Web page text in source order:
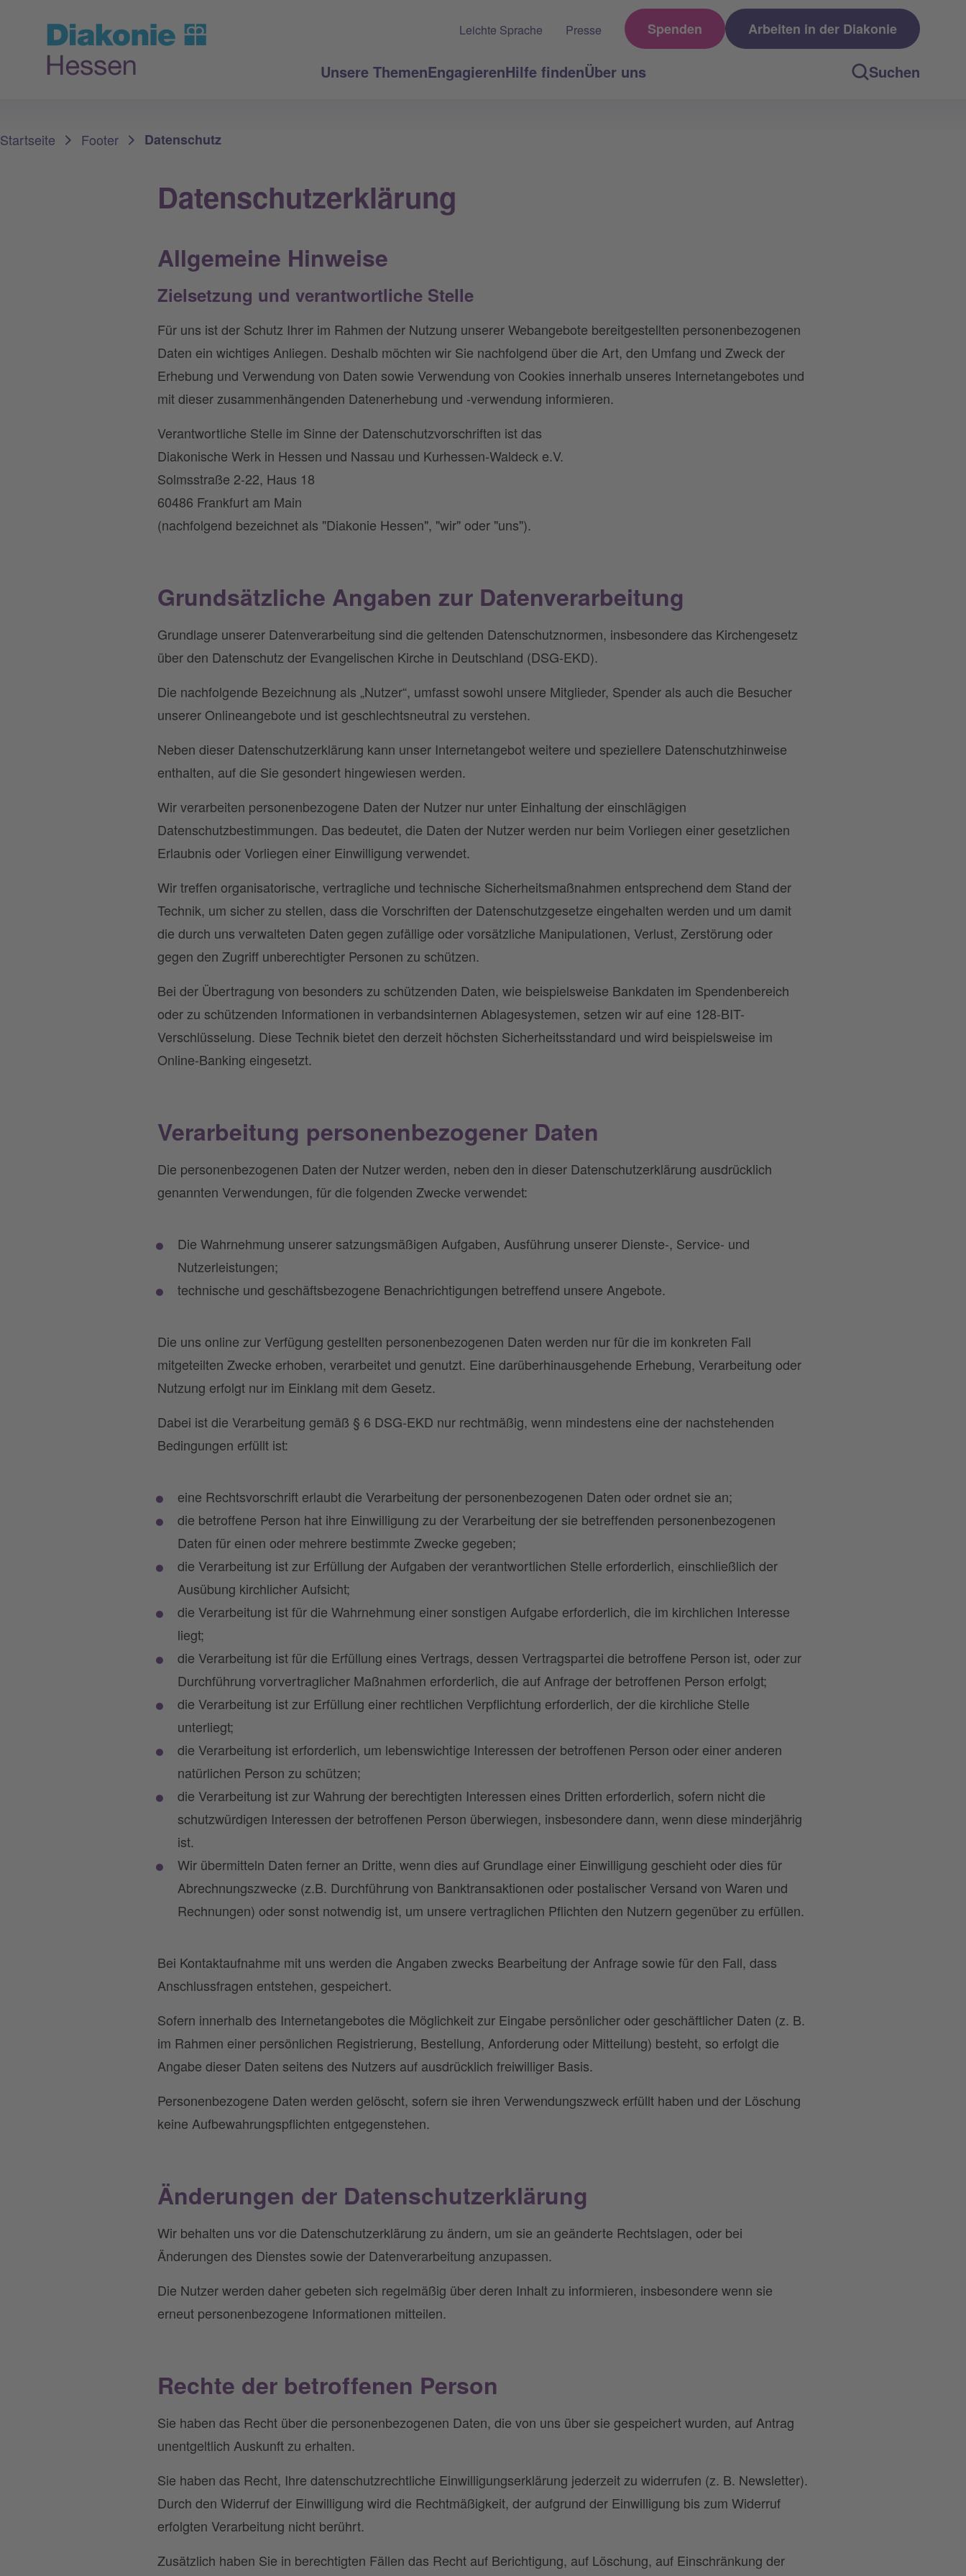
Unsere ThemenEngagierenHilfe findenÜber uns Suchen
Leichte Sprache Presse Spenden Arbeiten in der Diakonie
Startseite Footer Datenschutz
Datenschutzerklärung
Allgemeine Hinweise
Zielsetzung und verantwortliche Stelle
Für uns ist der Schutz Ihrer im Rahmen der Nutzung unserer Webangebote bereitgestellten personenbezogenen
Daten ein wichtiges Anliegen. Deshalb möchten wir Sie nachfolgend über die Art, den Umfang und Zweck der
Erhebung und Verwendung von Daten sowie Verwendung von Cookies innerhalb unseres Internetangebotes und
mit dieser zusammenhängenden Datenerhebung und -verwendung informieren.
Verantwortliche Stelle im Sinne der Datenschutzvorschriften ist das
Diakonische Werk in Hessen und Nassau und Kurhessen-Waldeck e.V.
Solmsstraße 2-22, Haus 18
60486 Frankfurt am Main
(nachfolgend bezeichnet als "Diakonie Hessen", "wir" oder "uns").
Grundsätzliche Angaben zur Datenverarbeitung
Grundlage unserer Datenverarbeitung sind die geltenden Datenschutznormen, insbesondere das Kirchengesetz
über den Datenschutz der Evangelischen Kirche in Deutschland (DSG-EKD).
Die nachfolgende Bezeichnung als „Nutzer“, umfasst sowohl unsere Mitglieder, Spender als auch die Besucher
unserer Onlineangebote und ist geschlechtsneutral zu verstehen.
Neben dieser Datenschutzerklärung kann unser Internetangebot weitere und speziellere Datenschutzhinweise
enthalten, auf die Sie gesondert hingewiesen werden.
Wir verarbeiten personenbezogene Daten der Nutzer nur unter Einhaltung der einschlägigen
Datenschutzbestimmungen. Das bedeutet, die Daten der Nutzer werden nur beim Vorliegen einer gesetzlichen
Erlaubnis oder Vorliegen einer Einwilligung verwendet.
Wir treffen organisatorische, vertragliche und technische Sicherheitsmaßnahmen entsprechend dem Stand der
Technik, um sicher zu stellen, dass die Vorschriften der Datenschutzgesetze eingehalten werden und um damit
die durch uns verwalteten Daten gegen zufällige oder vorsätzliche Manipulationen, Verlust, Zerstörung oder
gegen den Zugriff unberechtigter Personen zu schützen.
Bei der Übertragung von besonders zu schützenden Daten, wie beispielsweise Bankdaten im Spendenbereich
oder zu schützenden Informationen in verbandsinternen Ablagesystemen, setzen wir auf eine 128-BIT-
Verschlüsselung. Diese Technik bietet den derzeit höchsten Sicherheitsstandard und wird beispielsweise im
Online-Banking eingesetzt.
Verarbeitung personenbezogener Daten
Die personenbezogenen Daten der Nutzer werden, neben den in dieser Datenschutzerklärung ausdrücklich
genannten Verwendungen, für die folgenden Zwecke verwendet:
Die Wahrnehmung unserer satzungsmäßigen Aufgaben, Ausführung unserer Dienste-, Service- und
Nutzerleistungen;
technische und geschäftsbezogene Benachrichtigungen betreffend unsere Angebote.
Die uns online zur Verfügung gestellten personenbezogenen Daten werden nur für die im konkreten Fall
mitgeteilten Zwecke erhoben, verarbeitet und genutzt. Eine darüberhinausgehende Erhebung, Verarbeitung oder
Nutzung erfolgt nur im Einklang mit dem Gesetz.
Dabei ist die Verarbeitung gemäß § 6 DSG-EKD nur rechtmäßig, wenn mindestens eine der nachstehenden
Bedingungen erfüllt ist:
eine Rechtsvorschrift erlaubt die Verarbeitung der personenbezogenen Daten oder ordnet sie an;
die betroffene Person hat ihre Einwilligung zu der Verarbeitung der sie betreffenden personenbezogenen
Daten für einen oder mehrere bestimmte Zwecke gegeben;
die Verarbeitung ist zur Erfüllung der Aufgaben der verantwortlichen Stelle erforderlich, einschließlich der
Ausübung kirchlicher Aufsicht;
die Verarbeitung ist für die Wahrnehmung einer sonstigen Aufgabe erforderlich, die im kirchlichen Interesse
liegt;
die Verarbeitung ist für die Erfüllung eines Vertrags, dessen Vertragspartei die betroffene Person ist, oder zur
Durchführung vorvertraglicher Maßnahmen erforderlich, die auf Anfrage der betroffenen Person erfolgt;
die Verarbeitung ist zur Erfüllung einer rechtlichen Verpflichtung erforderlich, der die kirchliche Stelle
unterliegt;
die Verarbeitung ist erforderlich, um lebenswichtige Interessen der betroffenen Person oder einer anderen
natürlichen Person zu schützen;
die Verarbeitung ist zur Wahrung der berechtigten Interessen eines Dritten erforderlich, sofern nicht die
schutzwürdigen Interessen der betroffenen Person überwiegen, insbesondere dann, wenn diese minderjährig
ist.
Wir übermitteln Daten ferner an Dritte, wenn dies auf Grundlage einer Einwilligung geschieht oder dies für
Abrechnungszwecke (z.B. Durchführung von Banktransaktionen oder postalischer Versand von Waren und
Rechnungen) oder sonst notwendig ist, um unsere vertraglichen Pflichten den Nutzern gegenüber zu erfüllen.
Bei Kontaktaufnahme mit uns werden die Angaben zwecks Bearbeitung der Anfrage sowie für den Fall, dass
Anschlussfragen entstehen, gespeichert.
Sofern innerhalb des Internetangebotes die Möglichkeit zur Eingabe persönlicher oder geschäftlicher Daten (z. B.
im Rahmen einer persönlichen Registrierung, Bestellung, Anforderung oder Mitteilung) besteht, so erfolgt die
Angabe dieser Daten seitens des Nutzers auf ausdrücklich freiwilliger Basis.
Personenbezogene Daten werden gelöscht, sofern sie ihren Verwendungszweck erfüllt haben und der Löschung
keine Aufbewahrungspflichten entgegenstehen.
Änderungen der Datenschutzerklärung
Wir behalten uns vor die Datenschutzerklärung zu ändern, um sie an geänderte Rechtslagen, oder bei
Änderungen des Dienstes sowie der Datenverarbeitung anzupassen.
Die Nutzer werden daher gebeten sich regelmäßig über deren Inhalt zu informieren, insbesondere wenn sie
erneut personenbezogene Informationen mitteilen.
Rechte der betroffenen Person
Sie haben das Recht über die personenbezogenen Daten, die von uns über sie gespeichert wurden, auf Antrag
unentgeltlich Auskunft zu erhalten.
Sie haben das Recht, Ihre datenschutzrechtliche Einwilligungserklärung jederzeit zu widerrufen (z. B. Newsletter).
Durch den Widerruf der Einwilligung wird die Rechtmäßigkeit, der aufgrund der Einwilligung bis zum Widerruf
erfolgten Verarbeitung nicht berührt.
Zusätzlich haben Sie in berechtigten Fällen das Recht auf Berichtigung, auf Löschung, auf Einschränkung der